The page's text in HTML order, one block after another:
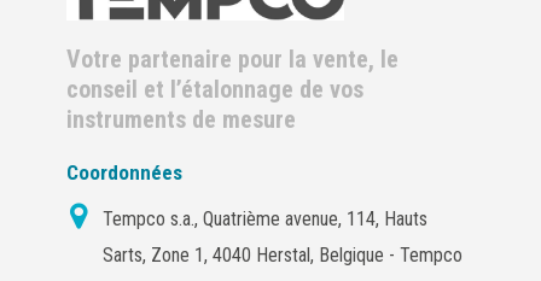
Votre partenaire pour la vente, le
conseil et l’étalonnage de vos
instruments de mesure
Coordonnées
Tempco s.a., Quatrième avenue, 114, Hauts
Sarts, Zone 1, 4040 Herstal, Belgique - Tempco